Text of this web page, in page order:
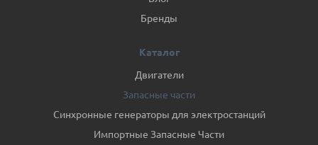
Бренды
Каталог
Двигатели
Запасные части
Синхронные генераторы для электростанций
Импортные Запасные Части